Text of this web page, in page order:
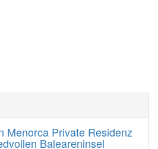
Menorca Private Residenz
Baleareninsel